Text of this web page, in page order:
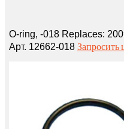
O‑ring, ‑018 Replaces:
Арт. 12662-018 Запросить